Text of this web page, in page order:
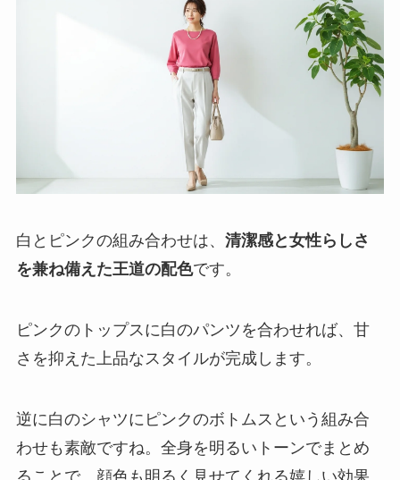
白とピンクの組み合わせは、 清潔感と女性らしさ
を兼ね備えた王道の配色です。
ピンクのトップスに白のパンツを合わせれば、甘
さを抑えた上品なスタイルが完成します。
逆に白のシャツにピンクのボトムスという組み合
わせも素敵ですね。全身を明るいトーンでまとめ
ることで、顔色も明るく見せてくれる嬉しい効果